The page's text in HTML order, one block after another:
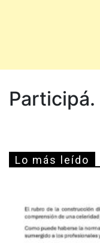
Participá.
Lo más leído